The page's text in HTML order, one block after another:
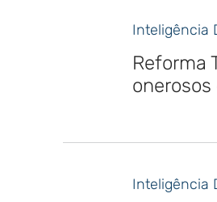
Inteligência
Reforma
Inteligência